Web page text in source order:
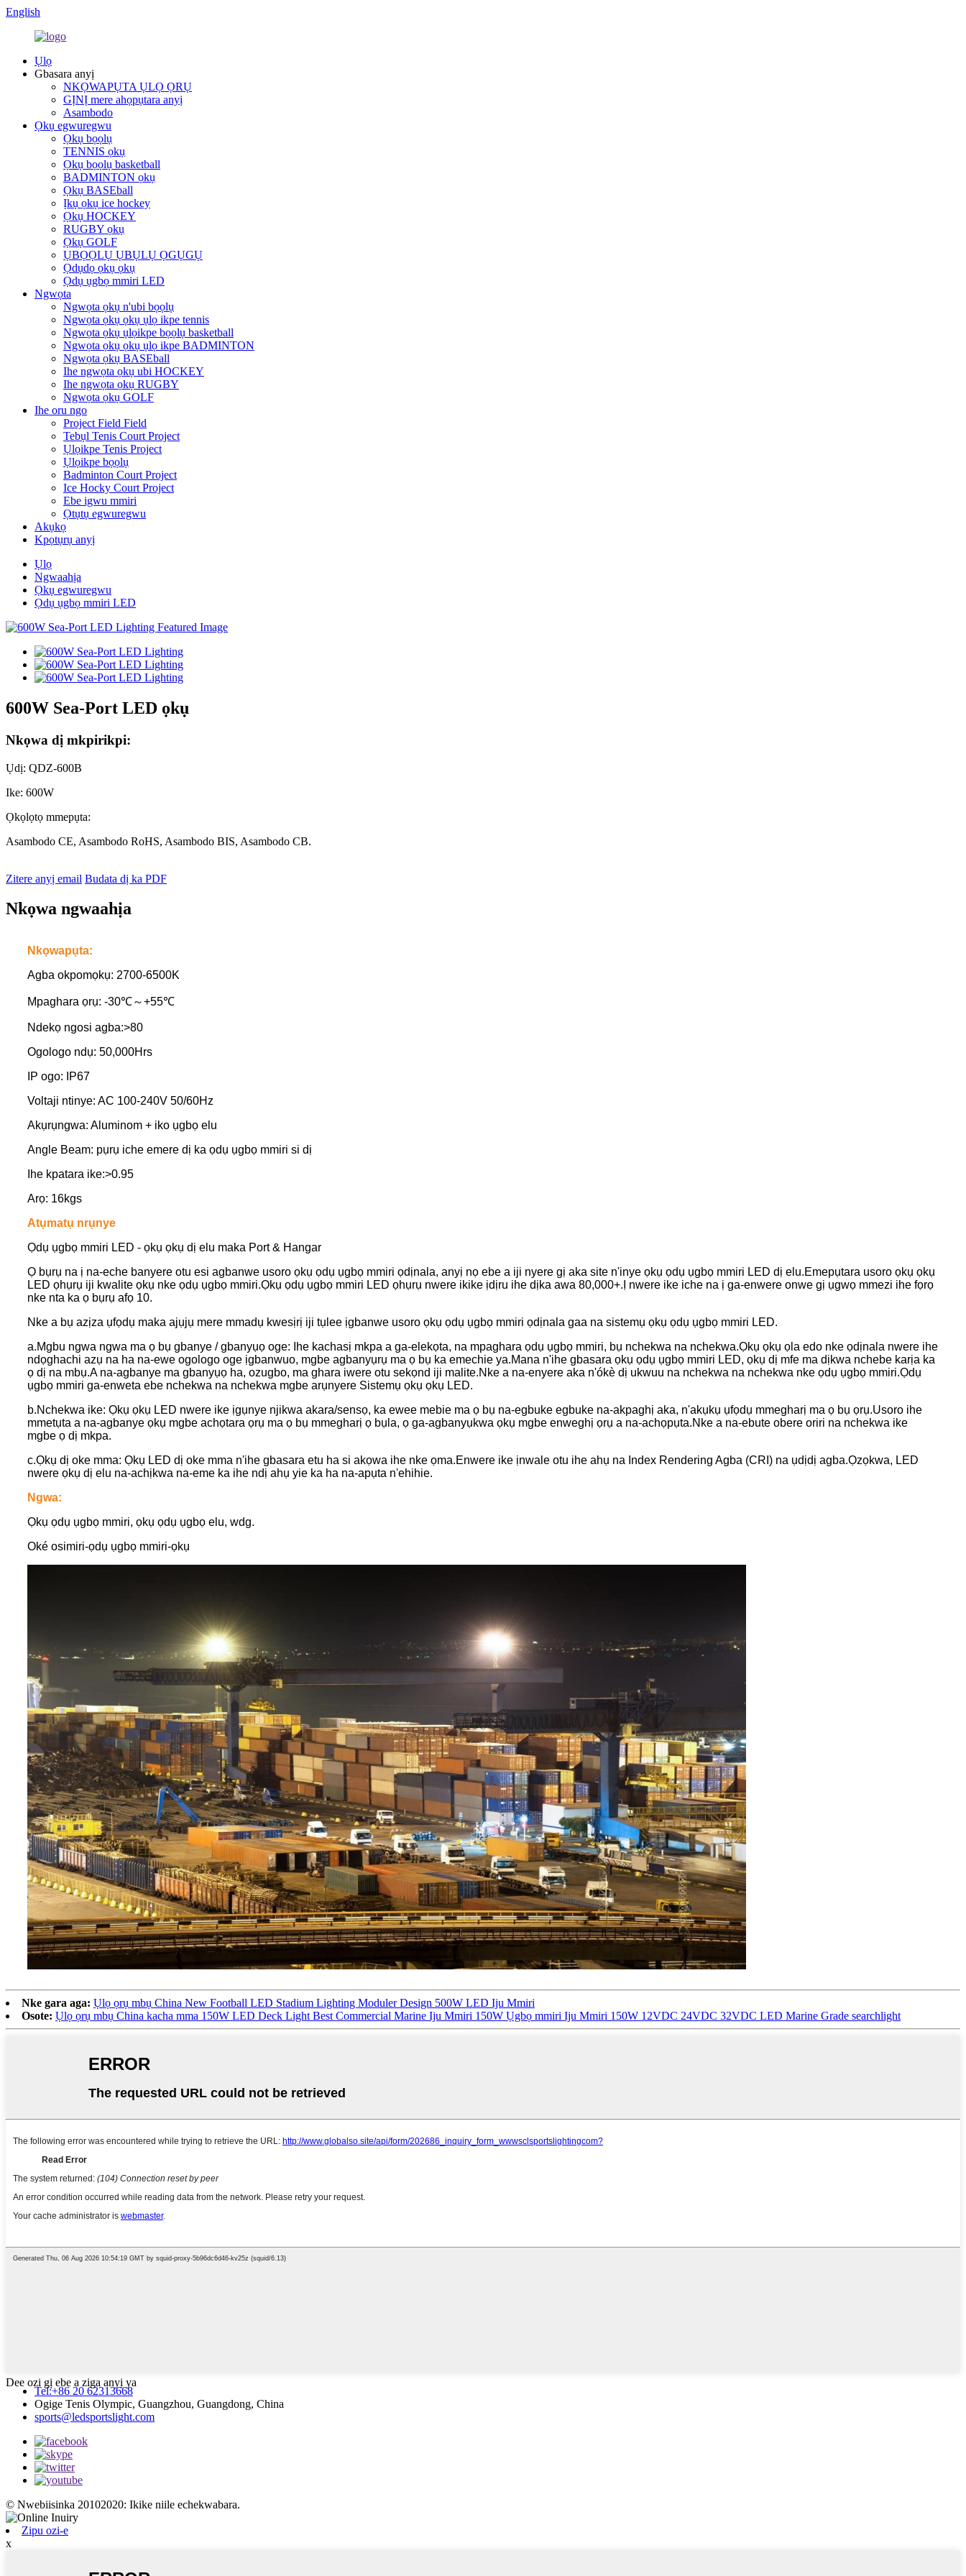
English
Ụlọ
Gbasara anyị
NKỌWAPỤTA ỤLỌ ỌRỤ
GỊNỊ mere ahọpụtara anyị
Asambodo
Ọkụ egwuregwu
Ọkụ bọọlụ
TENNIS ọkụ
Ọkụ bọọlụ basketball
BADMINTON ọkụ
Ọkụ BASEball
Ịkụ ọkụ ice hockey
Ọkụ HOCKEY
RUGBY ọkụ
Ọkụ GOLF
ỤBỌỌLỤ ỤBỤLỤ ỌGỤGỤ
Ọdụdọ ọkụ ọkụ
Ọdụ ụgbọ mmiri LED
Ngwọta
Ngwọta ọkụ n'ubi bọọlụ
Ngwọta ọkụ ọkụ ụlọ ikpe tennis
Ngwọta ọkụ ụlọikpe bọọlụ basketball
Ngwọta ọkụ ọkụ ụlọ ikpe BADMINTON
Ngwọta ọkụ BASEball
Ihe ngwọta ọkụ ubi HOCKEY
Ihe ngwọta ọkụ RUGBY
Ngwọta ọkụ GOLF
Ihe oru ngo
Project Field Field
Tebụl Tenis Court Project
Ụlọikpe Tenis Project
Ụlọikpe bọọlụ
Badminton Court Project
Ice Hocky Court Project
Ebe igwu mmiri
Ọtụtụ egwuregwu
Akụkọ
Kpọtụrụ anyị
Ụlọ
Ngwaahịa
Ọkụ egwuregwu
Ọdụ ụgbọ mmiri LED
600W Sea-Port LED ọkụ
Nkọwa dị mkpirikpi:
Ụdị: QDZ-600B
Ike: 600W
Ọkọlọtọ mmepụta:
Asambodo CE, Asambodo RoHS, Asambodo BIS, Asambodo CB.
Zitere anyị email Budata dị ka PDF
Nkọwa ngwaahịa
Nkọwapụta:
Agba okpomọkụ: 2700-6500K
Mpaghara ọrụ: -30℃～+55℃
Ndekọ ngosi agba:>80
Ogologo ndụ: 50,000Hrs
IP ogo: IP67
Voltaji ntinye: AC 100-240V 50/60Hz
Akụrụngwa: Aluminom + iko ụgbọ elu
Angle Beam: pụrụ iche emere dị ka ọdụ ụgbọ mmiri si dị
Ihe kpatara ike:>0.95
Arọ: 16kgs
Atụmatụ nrụnye
Ọdụ ụgbọ mmiri LED - ọkụ ọkụ dị elu maka Port & Hangar
Ọ bụrụ na ị na-eche banyere otu esi agbanwe usoro ọkụ ọdụ ụgbọ mmiri ọdịnala, anyị nọ ebe a iji nyere gị aka site n'inye ọkụ ọdụ ụgbọ mmiri LED dị elu.Emepụtara usoro ọkụ ọkụ
LED ọhụrụ iji kwalite ọkụ nke ọdụ ụgbọ mmiri.Ọkụ ọdụ ụgbọ mmiri LED ọhụrụ nwere ikike ịdịru ihe dịka awa 80,000+.Ị nwere ike iche na ị ga-enwere onwe gị ụgwọ mmezi ihe fọrọ
nke nta ka ọ bụrụ afọ 10.
Nke a bụ azịza ụfọdụ maka ajụjụ mere mmadụ kwesịrị iji tụlee ịgbanwe usoro ọkụ ọdụ ụgbọ mmiri ọdịnala gaa na sistemụ ọkụ ọdụ ụgbọ mmiri LED.
a.Mgbu ngwa ngwa ma ọ bụ gbanye / gbanyụọ oge: Ihe kachasị mkpa a ga-elekọta, na mpaghara ọdụ ụgbọ mmiri, bụ nchekwa na nchekwa.Ọkụ ọkụ ọla edo nke ọdịnala nwere ihe
ndọghachi azụ na ha na-ewe ogologo oge ịgbanwuo, mgbe agbanyụrụ ma ọ bụ ka emechie ya.Mana n'ihe gbasara ọkụ ọdụ ụgbọ mmiri LED, ọkụ dị mfe ma dịkwa nchebe karịa ka
ọ dị na mbụ.A na-agbanye ma gbanyụọ ha, ozugbo, ma ghara iwere otu sekọnd iji malite.Nke a na-enyere aka n'ókè dị ukwuu na nchekwa na nchekwa nke ọdụ ụgbọ mmiri.Ọdụ
ụgbọ mmiri ga-enweta ebe nchekwa na nchekwa mgbe arụnyere Sistemụ ọkụ ọkụ LED.
b.Nchekwa ike: Ọkụ ọkụ LED nwere ike ịgụnye njikwa akara/sensọ, ka ewee mebie ma ọ bụ na-egbuke egbuke na-akpaghị aka, n'akụkụ ụfọdụ mmegharị ma ọ bụ ọrụ.Usoro ihe
mmetụta a na-agbanye ọkụ mgbe achọtara ọrụ ma ọ bụ mmegharị ọ bụla, ọ ga-agbanyụkwa ọkụ mgbe enweghị ọrụ a na-achọpụta.Nke a na-ebute obere oriri na nchekwa ike
mgbe ọ dị mkpa.
c.Ọkụ dị oke mma: Ọkụ LED dị oke mma n'ihe gbasara etu ha si akọwa ihe nke ọma.Enwere ike ịnwale otu ihe ahụ na Index Rendering Agba (CRI) na ụdịdị agba.Ọzọkwa, LED
nwere ọkụ dị elu na-achịkwa na-eme ka ihe ndị ahụ yie ka ha na-apụta n'ehihie.
Ngwa:
Ọkụ ọdụ ụgbọ mmiri, ọkụ ọdụ ụgbọ elu, wdg.
Oké osimiri-ọdụ ụgbọ mmiri-ọkụ
Nke gara aga: Ụlọ ọrụ mbụ China New Football LED Stadium Lighting Moduler Design 500W LED Iju Mmiri
Osote: Ụlọ ọrụ mbụ China kacha mma 150W LED Deck Light Best Commercial Marine Iju Mmiri 150W Ụgbọ mmiri Iju Mmiri 150W 12VDC 24VDC 32VDC LED Marine Grade searchlight
Dee ozi gị ebe a ziga anyị ya
Tel:+86 20 62313668
Ogige Tenis Olympic, Guangzhou, Guangdong, China
sports@ledsportslight.com
© Nwebiisinka 20102020: Ikike niile echekwabara.
Zipu ozi-e
x